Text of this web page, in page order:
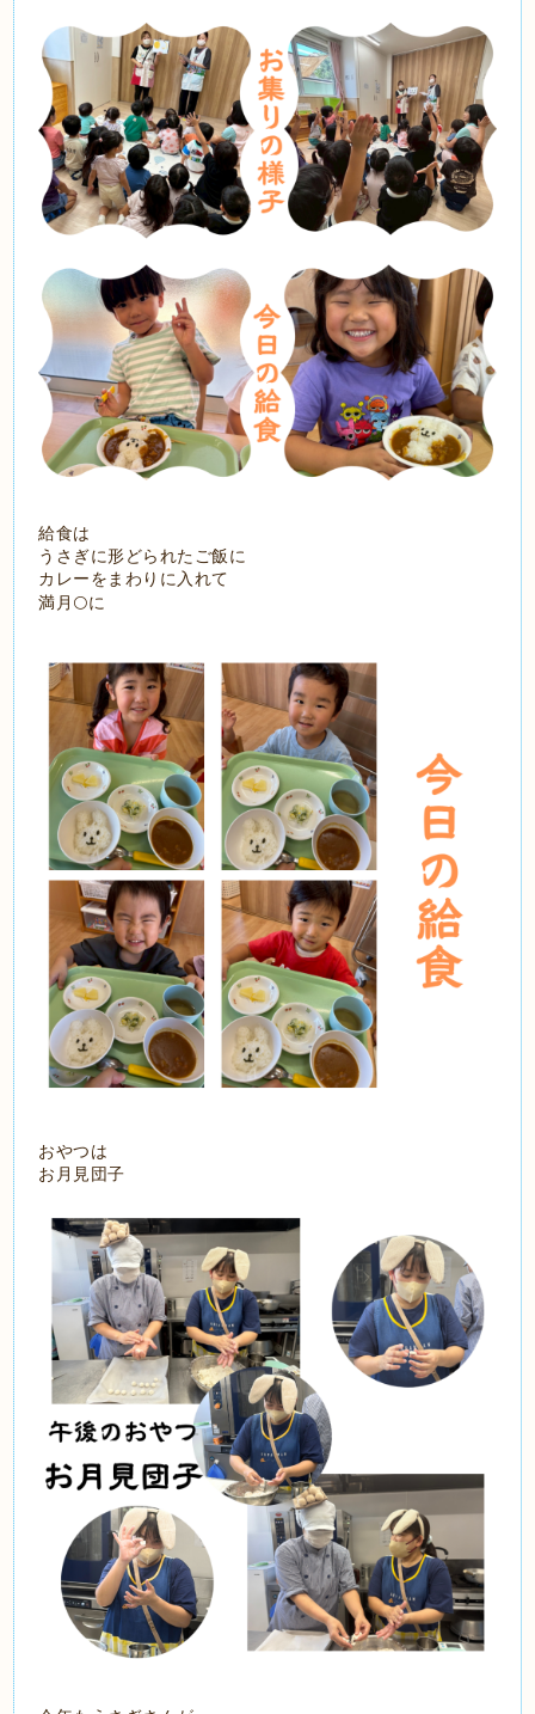
給食は
うさぎに形どられたご飯に
カレーをまわりに入れて
満月🌕に
おやつは
お月見団子